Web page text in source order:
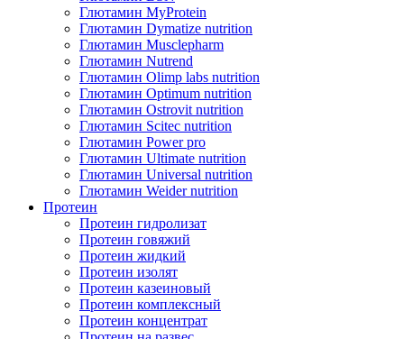
Глютамин MyProtein
Глютамин Dymatize nutrition
Глютамин Musclepharm
Глютамин Nutrend
Глютамин Olimp labs nutrition
Глютамин Optimum nutrition
Глютамин Ostrovit nutrition
Глютамин Scitec nutrition
Глютамин Power pro
Глютамин Ultimate nutrition
Глютамин Universal nutrition
Глютамин Weider nutrition
Протеин
Протеин гидролизат
Протеин говяжий
Протеин жидкий
Протеин изолят
Протеин казеиновый
Протеин комплексный
Протеин концентрат